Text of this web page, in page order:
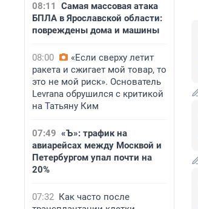
08:11
Самая массовая атака
БПЛА в Ярославской области:
повреждены дома и машины
08:00
«Если сверху летит
ракета и сжигает мой товар, то
это не мой риск». Основатель
Levrana обрушился с критикой
на Татьяну Ким
07:49 «Ъ»: трафик на
авиарейсах между Москвой и
Петербургом упал почти на
20%
07:32 Как часто после